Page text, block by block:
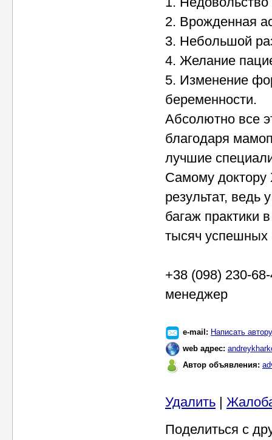
2. Врожденная
3. Небольшой
4. Желание
5. Изменение
беременности.
Абсолютно все
благодаря
лучшие
Самому доктору
результат, ведь
багаж практики
тысяч успешных
+38 (098) 230-
менеджер
e-mail: Написать автору
web адрес:
Автор объявления:
Удалить |
Поделиться с